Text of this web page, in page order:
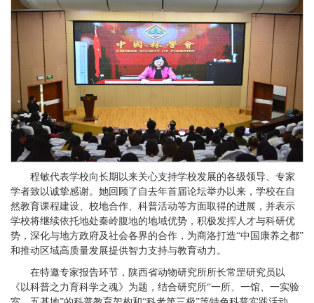
程敏代表学校向长期以来关心支持学校发展的各级领导、专家
学者致以诚挚感谢。她回顾了自去年首届论坛举办以来，学校在自
然教育课程建设、校地合作、科普活动等方面取得的进展，并表示
学校将继续依托地处秦岭腹地的地域优势，积极发挥人才与科研优
势，深化与地方政府及社会各界的合作，为商洛打造“中国康养之都”
和推动区域高质量发展提供智力支持与教育动力。
在特邀专家报告环节，陕西省动物研究所所长常罡研究员以
《以科普之力育科学之魂》为题，结合研究所“一所、一馆、一实验